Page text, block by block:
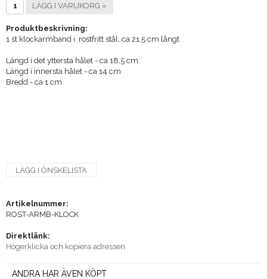
LÄGG I VARUKORG »
Produktbeskrivning:
1 st klockarmband i rostfritt stål, ca 21,5 cm långt
Längd i det yttersta hålet - ca 18,5 cm
Längd i innersta hålet - ca 14 cm
Bredd - ca 1 cm
LÄGG I ÖNSKELISTA
Artikelnummer:
ROST-ARMB-KLOCK
Direktlänk:
Högerklicka och kopiera adressen
ANDRA HAR ÄVEN KÖPT